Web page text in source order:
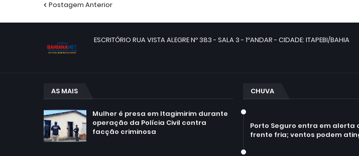
Postagem Anterior
ESCRITÓRIO RUA VISTA ALEGRE Nº 383 - SALA 3 - 1ºANDAR - CIDADE: ITAPEBI/BAHIA
AS MAIS
Mulher é presa em Itagimirim durante
operação da Polícia Civil contra
facção criminosa
CHUVA
Porto Seguro entra em alerta
frente fria; ventos podem